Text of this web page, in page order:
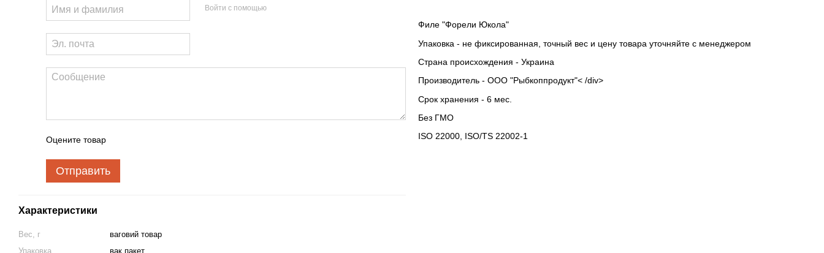
Войти с помощью
Оцените товар
Отправить
Характеристики
Вес, г
ваговий товар
Упаковка
вак пакет
Филе "Форели Юкола"
Упаковка - не фиксированная, точный вес и цену товара уточняйте с менеджером
Страна происхождения - Украина
Производитель - ООО "Рыбкоппродукт"< /div>
Срок хранения - 6 мес.
Без ГМО
ISO 22000, ISO/TS 22002-1